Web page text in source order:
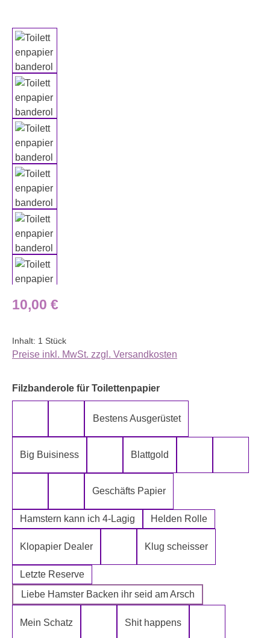
Regulärer Preis:
10,00 €
Inhalt: 1 Stück
Preise inkl. MwSt. zzgl. Versandkosten
Filzbanderole für Toilettenpapierauswählen
5-Lagig ich kann´s mir leisten
Alter spielt keine Rolle
Bestens Ausgerüstet
Big Buisiness
Bitte bleiben sie während der
Blattgold
Fugen Reiniger
Fürn Arsch
Geschäfts Papier
Hamstern kann ich 4-Lagig Helden Rolle
Klopapier Dealer
Klopapier Mafia
Klug scheisser
Letzte Reserve
Liebe Hamster Backen ihr seid am Arsch
Mein Schatz
Psssst Hamster Ware
Shit happens